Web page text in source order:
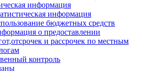
информация
информация
бюджетных средств
о предоставлении
и рассрочек по местным
контроль